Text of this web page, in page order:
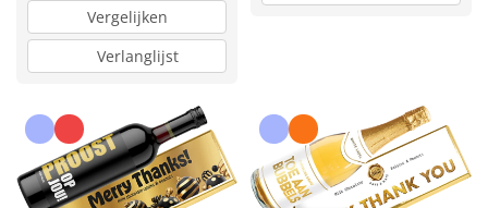
Vergelijken
Verlanglijst